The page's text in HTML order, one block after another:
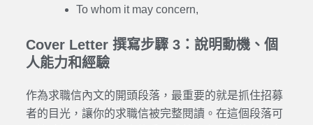
To whom it may concern,
Cover Letter 撰寫步驟 3：說明動機、個
人能力和經驗
作為求職信內文的開頭段落，最重要的就是抓住招募
者的目光，讓你的求職信被完整閱讀。在這個段落可